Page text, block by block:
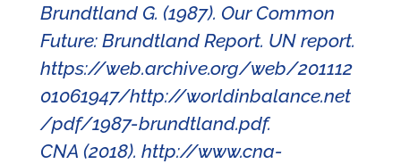
Brundtland G. (1987). Our Common
Future: Brundtland Report. UN report.
https://web.archive.org/web/201112
01061947/http://worldinbalance.net
/pdf/1987-brundtland.pdf.
CNA (2018). http://www.cna-